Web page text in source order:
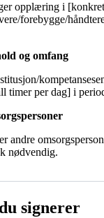
opplæring i
forebygge/
og omfang
timer per dag] i
andre
nødvendig.
signerer